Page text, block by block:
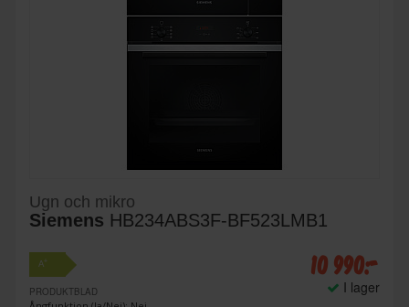
Ugn och mikro
Siemens HB234ABS3F-BF523LMB1
A+
PRODUKTBLAD
10 990:-
I lager